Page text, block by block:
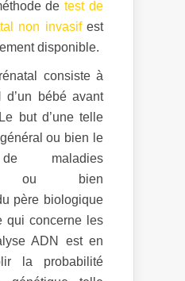
detest de
non invasif est
disponible.
consiste à
d’un bébé avant
but d’une telle
ou bien le
maladies
ou bien
père biologique
qui concerne les
ADN est en
la probabilité